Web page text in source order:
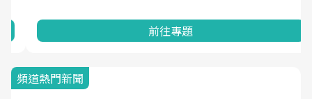
前往專題
頻道熱門新聞